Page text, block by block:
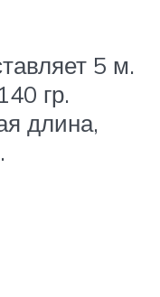
5 м.
гр.
длина,